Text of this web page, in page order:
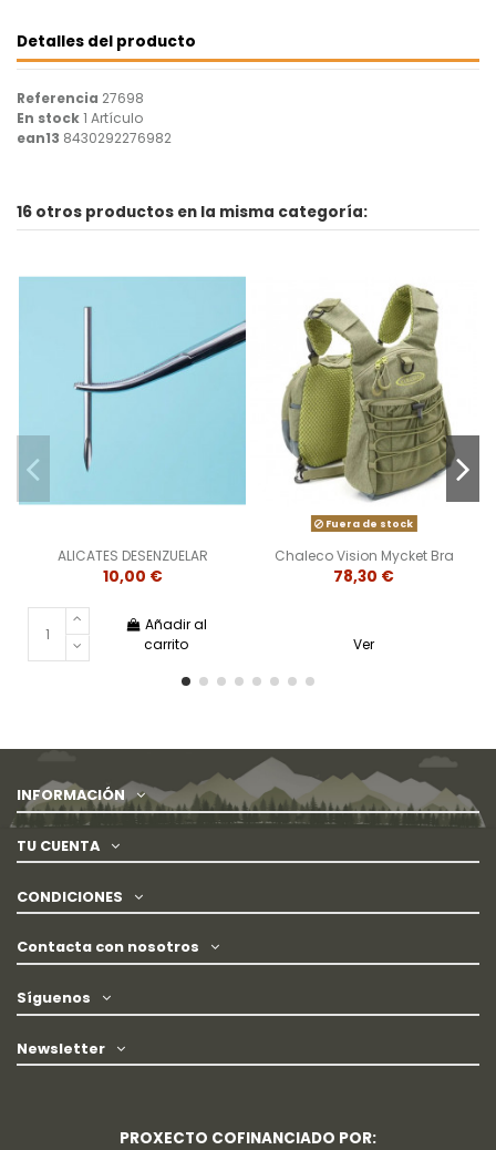
Detalles del producto
Referencia 27698
En stock1 Artículo
ean13 8430292276982
16 otros productos en la misma categoría:
ALICATES DESENZUELAR
10,00 €
Añadir al
carrito
Fuera de stock
Chaleco Vision Mycket Bra
78,30 €
Ver
INFORMACIÓN
TU CUENTA
CONDICIONES
Contacta con nosotros
Síguenos
Newsletter
PROXECTO COFINANCIADO POR: